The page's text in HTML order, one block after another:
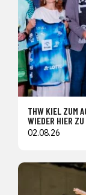
THW KIEL ZUM
WIEDER HIER
02.08.26